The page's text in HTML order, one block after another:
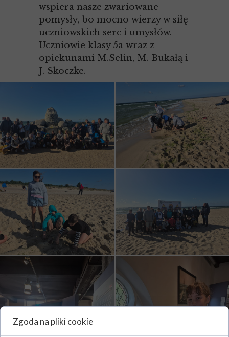
wspiera nasze zwariowane
pomysły, bo mocno wierzy w siłę
uczniowskich serc i umysłów.
Uczniowie klasy 5a wraz z
opiekunami M.Selin, M. Bukałą i
J. Skoczke.
Zgoda na pliki cookie